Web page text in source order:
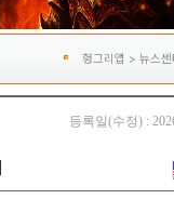
헝그리앱 > 뉴스센
등록일(수정) :